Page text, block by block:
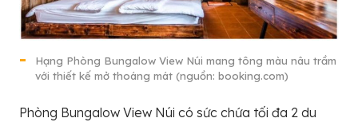
Hạng Phòng Bungalow View Núi mang tông màu nâu trầm
với thiết kế mở thoáng mát (nguồn: booking.com)
Phòng Bungalow View Núi có sức chứa tối đa 2 du